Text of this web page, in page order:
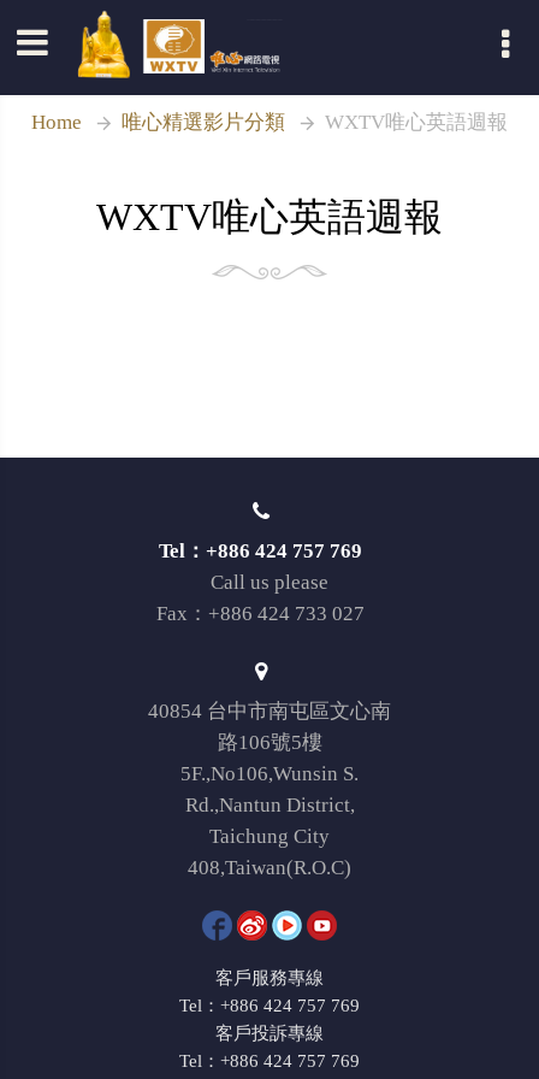
Home 唯心精選影片分類 WXTV唯心英語週報
WXTV唯心英語週報
Tel：+886 424 757 769
Call us please
Fax：+886 424 733 027
40854 台中市南屯區文心南
路106號5樓
5F.,No106,Wunsin S.
Rd.,Nantun District,
Taichung City
408,Taiwan(R.O.C)
客戶服務專線
Tel：+886 424 757 769
客戶投訴專線
Tel：+886 424 757 769